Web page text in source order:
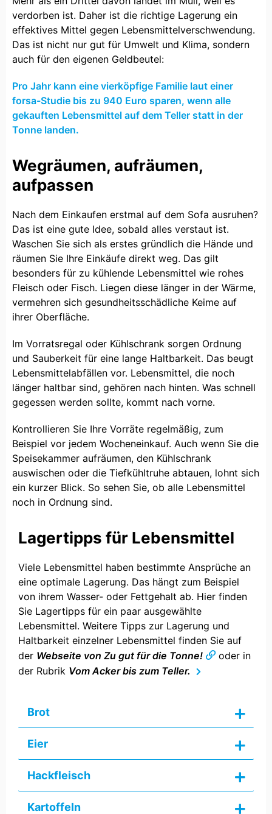
verdorben ist. Daher ist die richtige Lagerung ein
effektives Mittel gegen Lebensmittelverschwendung.
Das ist nicht nur gut für Umwelt und Klima, sondern
auch für den eigenen Geldbeutel:
Pro Jahr kann eine vierköpfige Familie laut einer
forsa-Studie bis zu 940 Euro sparen, wenn alle
gekauften Lebensmittel auf dem Teller statt in der
Tonne landen.
Wegräumen, aufräumen,
aufpassen
Nach dem Einkaufen erstmal auf dem Sofa ausruhen?
Das ist eine gute Idee, sobald alles verstaut ist.
Waschen Sie sich als erstes gründlich die Hände und
räumen Sie Ihre Einkäufe direkt weg. Das gilt
besonders für zu kühlende Lebensmittel wie rohes
Fleisch oder Fisch. Liegen diese länger in der Wärme,
vermehren sich gesundheitsschädliche Keime auf
ihrer Oberfläche.
Im Vorratsregal oder Kühlschrank sorgen Ordnung
und Sauberkeit für eine lange Haltbarkeit. Das beugt
Lebensmittelabfällen vor. Lebensmittel, die noch
länger haltbar sind, gehören nach hinten. Was schnell
gegessen werden sollte, kommt nach vorne.
Kontrollieren Sie Ihre Vorräte regelmäßig, zum
Beispiel vor jedem Wocheneinkauf. Auch wenn Sie die
Speisekammer aufräumen, den Kühlschrank
auswischen oder die Tiefkühltruhe abtauen, lohnt sich
ein kurzer Blick. So sehen Sie, ob alle Lebensmittel
noch in Ordnung sind.
Lagertipps für Lebensmittel
Viele Lebensmittel haben bestimmte Ansprüche an
eine optimale Lagerung. Das hängt zum Beispiel
von ihrem Wasser- oder Fettgehalt ab. Hier finden
Sie Lagertipps für ein paar ausgewählte
Lebensmittel. Weitere Tipps zur Lagerung und
Haltbarkeit einzelner Lebensmittel finden Sie auf
der Webseite von Zu gut für die Tonne!
oder in
der Rubrik Vom Acker bis zum Teller.
Brot
Eier
Hackfleisch
Kartoffeln